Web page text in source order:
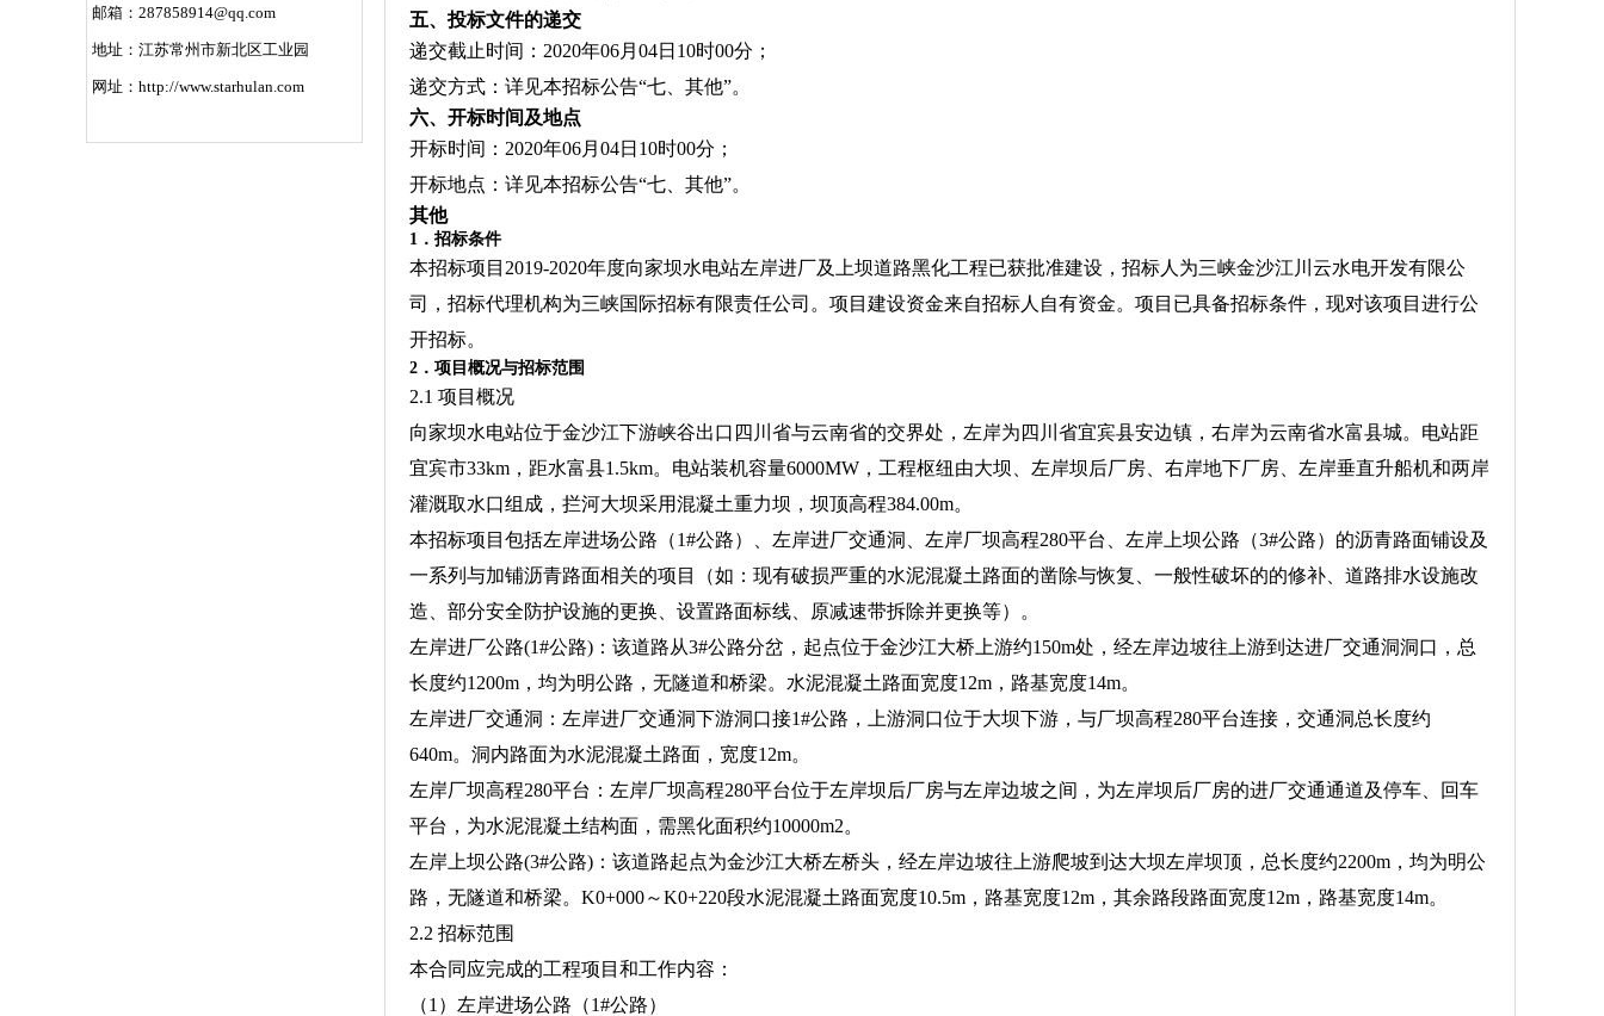
五、投标文件的递交
递交截止时间：2020年06月04日10时00分；
递交方式：详见本招标公告“七、其他”。
六、开标时间及地点
开标时间：2020年06月04日10时00分；
开标地点：详见本招标公告“七、其他”。
其他
1．招标条件
本招标项目2019-2020年度向家坝水电站左岸进厂及上坝道路黑化工程已获批准建设，招标人为三峡金沙江川云水电开发有限公
司，招标代理机构为三峡国际招标有限责任公司。项目建设资金来自招标人自有资金。项目已具备招标条件，现对该项目进行公
开招标。
2．项目概况与招标范围
2.1 项目概况
向家坝水电站位于金沙江下游峡谷出口四川省与云南省的交界处，左岸为四川省宜宾县安边镇，右岸为云南省水富县城。电站距
宜宾市33km，距水富县1.5km。电站装机容量6000MW，工程枢纽由大坝、左岸坝后厂房、右岸地下厂房、左岸垂直升船机和两岸
灌溉取水口组成，拦河大坝采用混凝土重力坝，坝顶高程384.00m。
本招标项目包括左岸进场公路（1#公路）、左岸进厂交通洞、左岸厂坝高程280平台、左岸上坝公路（3#公路）的沥青路面铺设及
一系列与加铺沥青路面相关的项目（如：现有破损严重的水泥混凝土路面的凿除与恢复、一般性破坏的的修补、道路排水设施改
造、部分安全防护设施的更换、设置路面标线、原减速带拆除并更换等）。
左岸进厂公路(1#公路)：该道路从3#公路分岔，起点位于金沙江大桥上游约150m处，经左岸边坡往上游到达进厂交通洞洞口，总
长度约1200m，均为明公路，无隧道和桥梁。水泥混凝土路面宽度12m，路基宽度14m。
左岸进厂交通洞：左岸进厂交通洞下游洞口接1#公路，上游洞口位于大坝下游，与厂坝高程280平台连接，交通洞总长度约
640m。洞内路面为水泥混凝土路面，宽度12m。
左岸厂坝高程280平台：左岸厂坝高程280平台位于左岸坝后厂房与左岸边坡之间，为左岸坝后厂房的进厂交通通道及停车、回车
平台，为水泥混凝土结构面，需黑化面积约10000m2。
左岸上坝公路(3#公路)：该道路起点为金沙江大桥左桥头，经左岸边坡往上游爬坡到达大坝左岸坝顶，总长度约2200m，均为明公
路，无隧道和桥梁。K0+000～K0+220段水泥混凝土路面宽度10.5m，路基宽度12m，其余路段路面宽度12m，路基宽度14m。
2.2 招标范围
本合同应完成的工程项目和工作内容：
（1）左岸进场公路（1#公路）
邮箱：287858914@qq.com
地址：江苏常州市新北区工业园
网址：http://www.starhulan.com